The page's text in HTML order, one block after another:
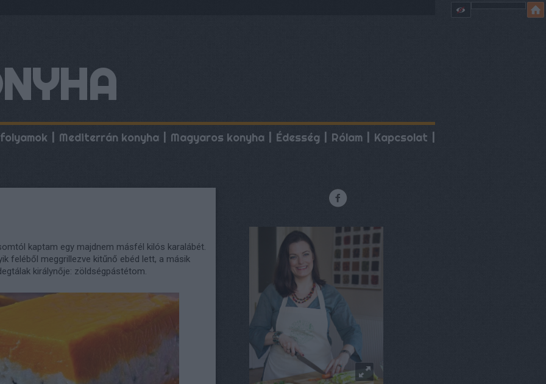
Mediterrán konyha Magyaros konyha Édesség Rólam Kapcsolat
kaptam egy majdnem másfél kilós karalábét.
feléből meggrillezve kitűnő ebéd lett, a másik
királynője: zöldségpástétom.